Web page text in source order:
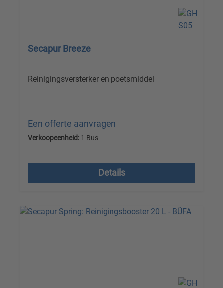
Secapur Breeze
Reinigingsversterker en poetsmiddel
Een offerte aanvragen
Verkoopeenheid: 1 Bus
Details